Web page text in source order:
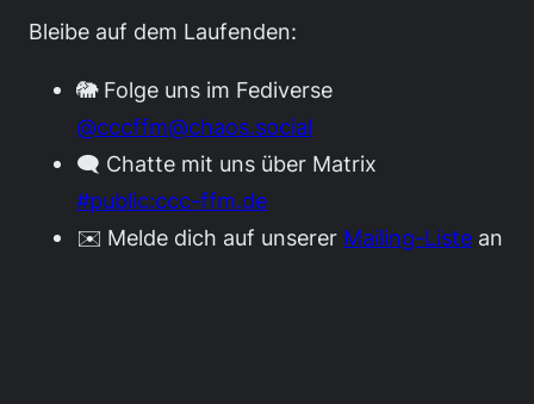
Bleibe auf dem Laufenden:
🐘 Folge uns im Fediverse
@cccffm@chaos.social
🗨️ Chatte mit uns über Matrix
#public:ccc-ffm.de
✉️ Melde dich auf unserer Mailing-Liste an